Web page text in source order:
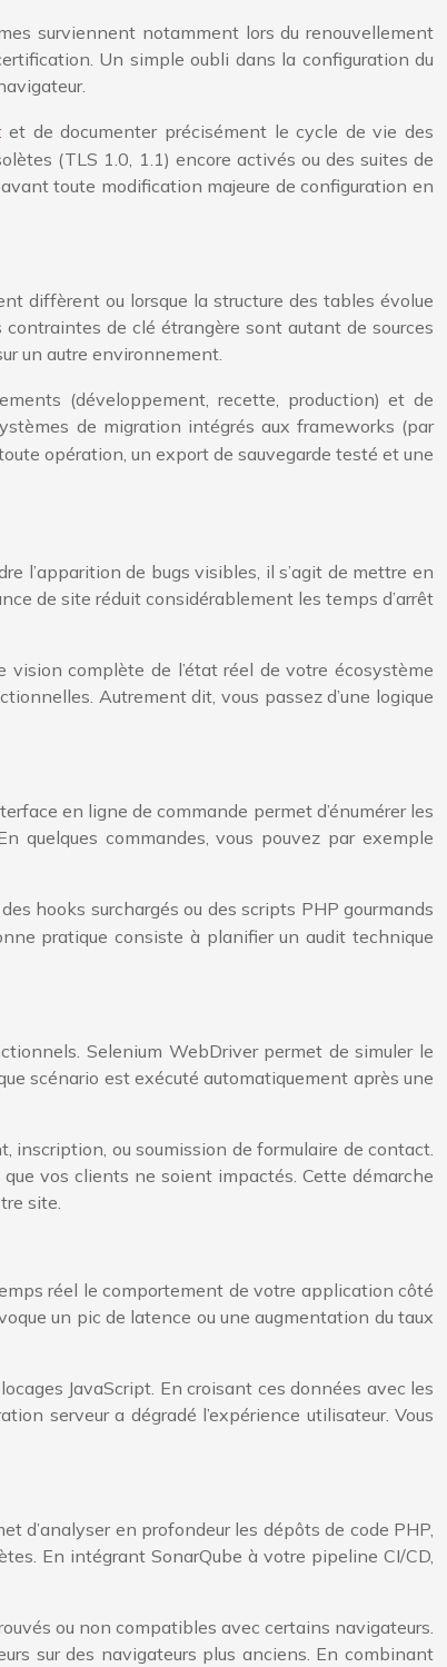
surviennent notamment lors du renouvellement
Un simple oubli dans la configuration du
et de documenter précisément le cycle de vie des
(TLS 1.0, 1.1) encore activés ou des suites de
toute modification majeure de configuration en
diffèrent ou lorsque la structure des tables évolue
de clé étrangère sont autant de sources
un autre environnement.
(développement, recette, production) et de
de migration intégrés aux frameworks (par
opération, un export de sauvegarde testé et une
l’apparition de bugs visibles, il s’agit de mettre en
de site réduit considérablement les temps d’arrêt
complète de l’état réel de votre écosystème
Autrement dit, vous passez d’une logique
en ligne de commande permet d’énumérer les
quelques commandes, vous pouvez par exemple
hooks surchargés ou des scripts PHP gourmands
pratique consiste à planifier un audit technique
Selenium WebDriver permet de simuler le
scénario est exécuté automatiquement après une
inscription, ou soumission de formulaire de contact.
vos clients ne soient impactés. Cette démarche
site.
réel le comportement de votre application côté
un pic de latence ou une augmentation du taux
JavaScript. En croisant ces données avec les
serveur a dégradé l’expérience utilisateur. Vous
d’analyser en profondeur les dépôts de code PHP,
En intégrant SonarQube à votre pipeline CI/CD,
ou non compatibles avec certains navigateurs.
sur des navigateurs plus anciens. En combinant